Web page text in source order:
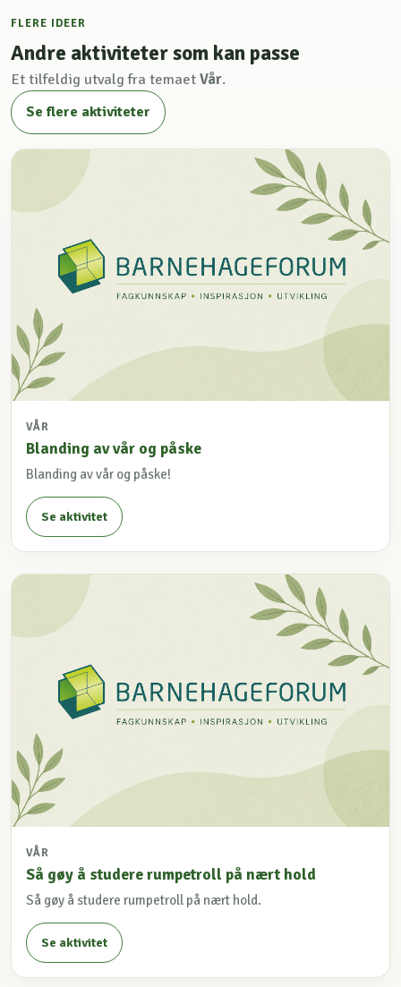
FLERE IDEER
Andre aktiviteter som kan passe
Et tilfeldig utvalg fra temaet Vår.
Se flere aktiviteter
VÅR
Blanding av vår og påske
Blanding av vår og påske!
Se aktivitet
VÅR
Så gøy å studere rumpetroll på nært hold
Så gøy å studere rumpetroll på nært hold.
Se aktivitet